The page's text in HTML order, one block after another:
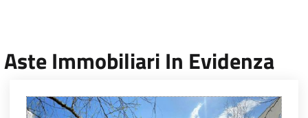
Aste Immobiliari In Evidenza